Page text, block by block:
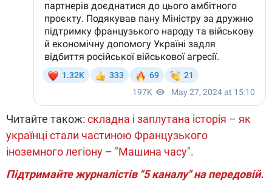
Читайте також: складна і заплутана історія – як
українці стали частиною Французького
іноземного легіону – "Машина часу".
Підтримайте журналістів "5 каналу" на передовій.